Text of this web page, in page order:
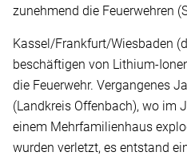
zunehmend die Feuerwehren
Kassel/Frankfurt/Wiesbaden
beschäftigen von Lithium-
die Feuerwehr. Vergangenes
(Landkreis Offenbach), wo im
einem Mehrfamilienhaus
wurden verletzt, es entstand